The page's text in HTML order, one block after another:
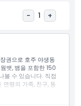
- 1 +
권으로 호주 야생동
뱃, 뱀을 포함한 150
볼 수 있습니다. 직접
연령의 가족, 친구, 동